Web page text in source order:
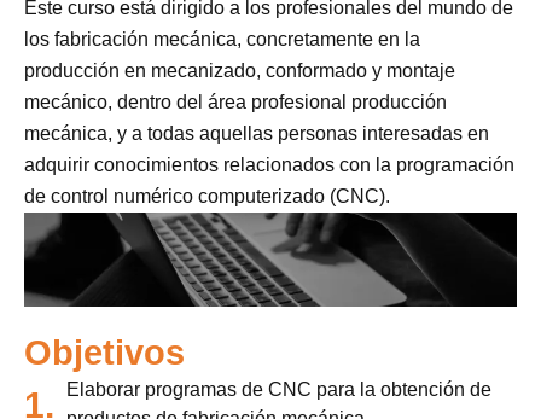
Este curso está dirigido a los profesionales del mundo de
los fabricación mecánica, concretamente en la
producción en mecanizado, conformado y montaje
mecánico, dentro del área profesional producción
mecánica, y a todas aquellas personas interesadas en
adquirir conocimientos relacionados con la programación
de control numérico computerizado (CNC).
Objetivos
1.
Elaborar programas de CNC para la obtención de